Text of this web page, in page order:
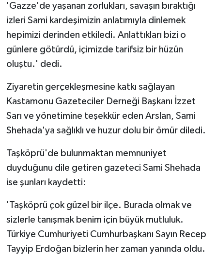
'Gazze'de yaşanan zorlukları, savaşın bıraktığı
izleri Sami kardeşimizin anlatımıyla dinlemek
hepimizi derinden etkiledi. Anlattıkları bizi o
günlere götürdü, içimizde tarifsiz bir hüzün
oluştu.' dedi.
Ziyaretin gerçekleşmesine katkı sağlayan
Kastamonu Gazeteciler Derneği Başkanı İzzet
Sarı ve yönetimine teşekkür eden Arslan, Sami
Shehada'ya sağlıklı ve huzur dolu bir ömür diledi.
Taşköprü'de bulunmaktan memnuniyet
duyduğunu dile getiren gazeteci Sami Shehada
ise şunları kaydetti:
'Taşköprü çok güzel bir ilçe. Burada olmak ve
sizlerle tanışmak benim için büyük mutluluk.
Türkiye Cumhuriyeti Cumhurbaşkanı Sayın Recep
Tayyip Erdoğan bizlerin her zaman yanında oldu.